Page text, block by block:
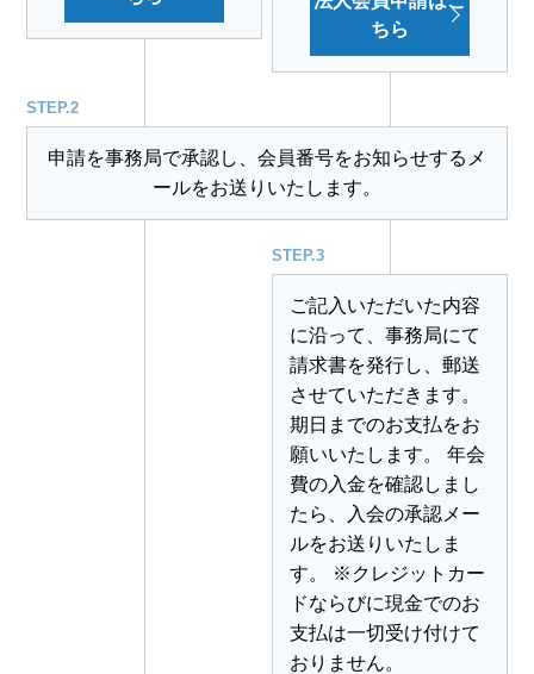
ちら
STEP.2
申請を事務局で承認し、会員番号をお知らせするメ
ールをお送りいたします。
STEP.3
ご記入いただいた内容
に沿って、事務局にて
請求書を発行し、郵送
させていただきます。
期日までのお支払をお
願いいたします。 年会
費の入金を確認しまし
たら、入会の承認メー
ルをお送りいたしま
す。 ※クレジットカー
ドならびに現金でのお
支払は一切受け付けて
おりません。